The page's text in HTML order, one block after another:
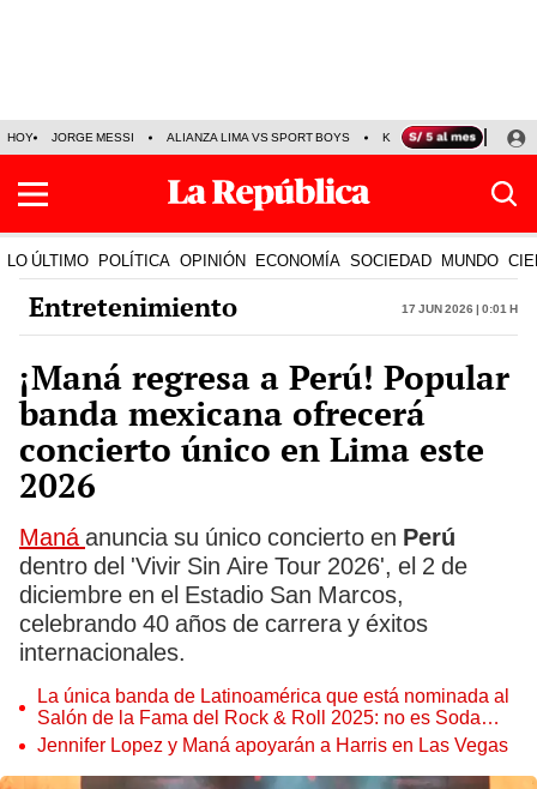
HOY JORGE MESSI ALIANZA LIMA VS SPORT BOYS KENJI FUJIMORI
LO ÚLTIMO POLÍTICA OPINIÓN ECONOMÍA SOCIEDAD MUNDO
Entretenimiento 17 Jun 2026 | 0:01 h
¡Maná regresa a Perú! Popular
banda mexicana ofrecerá
concierto único en Lima este
2026
Manáanuncia su único concierto en Perú
dentro del 'Vivir Sin Aire Tour 2026', el 2 de
diciembre en el Estadio San Marcos,
celebrando 40 años de carrera y éxitos
internacionales.
La única banda de Latinoamérica que está nominada al
Salón de la Fama del Rock & Roll 2025: no es Soda
Stereo
Jennifer Lopez y Maná apoyarán a Harris en Las Vegas